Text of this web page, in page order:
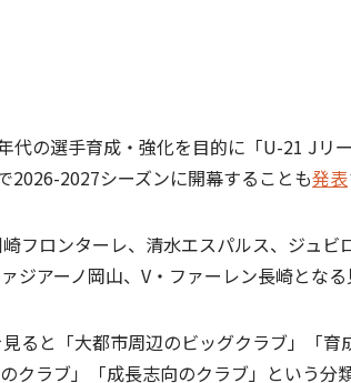
代の選手育成・強化を目的に「U-21 Jリ
2026-2027シーズンに開幕することも発表
フロンターレ、清水エスパルス、ジュビ
アーノ岡山、V・ファーレン長崎となる
ると「大都市周辺のビッグクラブ」「育
クラブ」「成長志向のクラブ」という分